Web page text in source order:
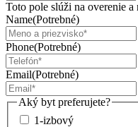
Toto pole slúži na overenie
Name(Potrebné)
Phone(Potrebné)
Email(Potrebné)
Aký byt preferujete?
1-izbový